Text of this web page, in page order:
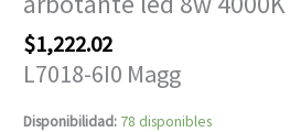
$1,222.02
L7018-6I0 Magg
Disponibilidad: 78 disponibles